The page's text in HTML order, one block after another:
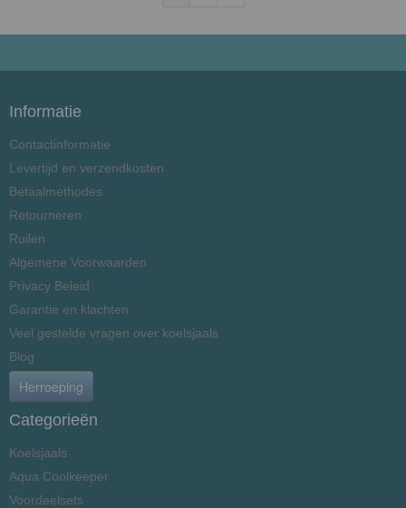
Informatie
Contactinformatie
Levertijd en verzendkosten
Betaalmethodes
Retourneren
Ruilen
Algemene Voorwaarden
Privacy Beleid
Garantie en klachten
Veel gestelde vragen over koelsjaals
Blog
Herroeping
Categorieën
Koelsjaals
Aqua Coolkeeper
Voordeelsets